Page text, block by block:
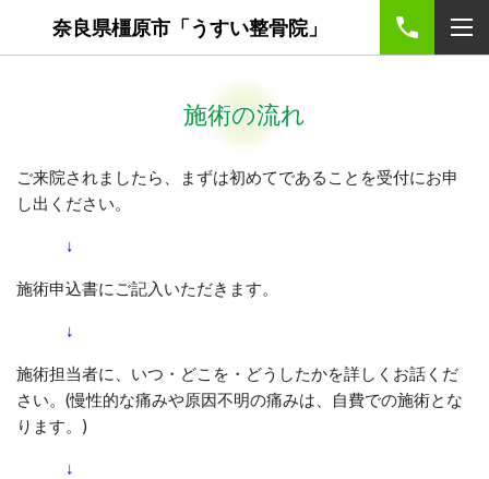
奈良県橿原市「うすい整骨院」
施術の流れ
ご来院されましたら、まずは初めてであることを受付にお申
し出ください。
↓
施術申込書にご記入いただきます。
↓
施術担当者に、いつ・どこを・どうしたかを詳しくお話くだ
さい。(慢性的な痛みや原因不明の痛みは、自費での施術とな
ります。)
↓